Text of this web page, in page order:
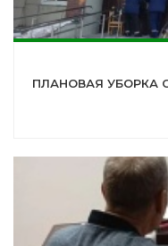
ПЛАНОВАЯ УБОРКА